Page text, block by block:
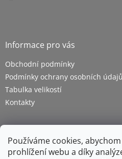
Používáme cookies,
prohlížení webu a díky
Informace pro vás
Obchodní podmínky
Podmínky ochrany osobních údajů
Tabulka velikostí
Kontakty